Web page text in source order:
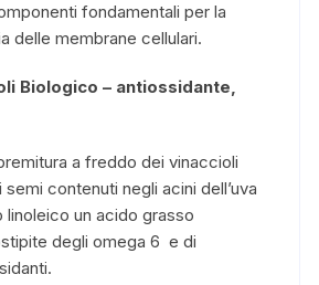
fondamentali per la
delle membrane cellulari.
Biologico – antiossidante,
a freddo dei vinaccioli
contenuti negli acini dell’uva
linoleico un acido grasso
degli omega 6 e di